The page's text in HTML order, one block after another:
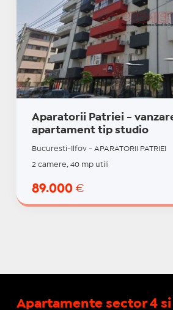
Aparatorii Patriei -
apartament tip studio
Bucuresti-Ilfov - APARATORII PATRIEI
2 camere, 40 mp utili
89.000 €
Apartamente sector 4